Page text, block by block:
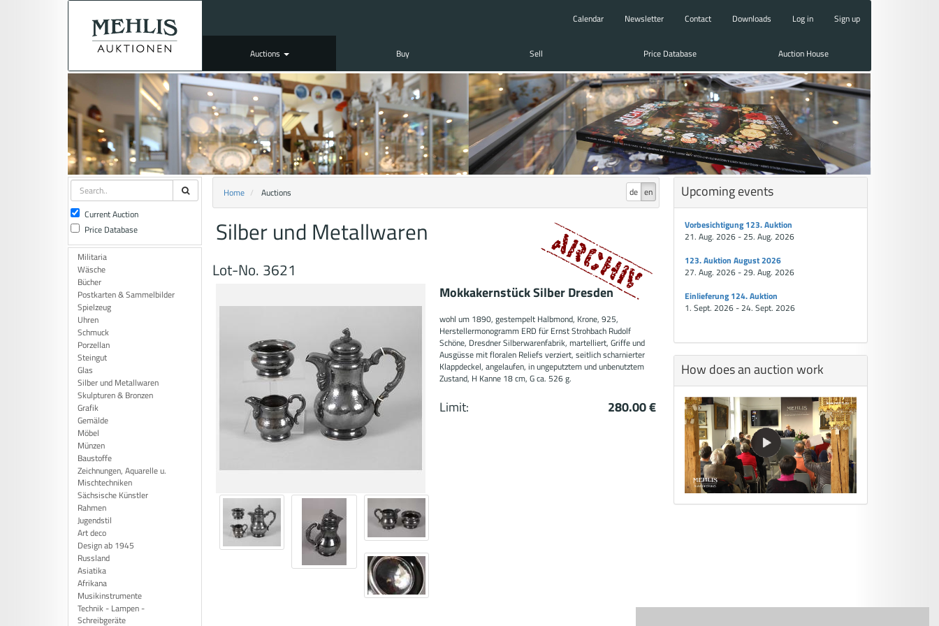
Calendar Newsletter Contact Downloads Log in Sign up
Auctions Buy Sell Price Database Auction House
Current Auction
Price Database
Militaria
Wäsche
Bücher
Postkarten & Sammelbilder
Spielzeug
Uhren
Schmuck
Porzellan
Steingut
Glas
Silber und Metallwaren
Skulpturen & Bronzen
Grafik
Gemälde
Möbel
Münzen
Baustoffe
Zeichnungen, Aquarelle u.
Mischtechniken
Sächsische Künstler
Rahmen
Jugendstil
Art deco
Design ab 1945
Russland
Asiatika
Afrikana
Musikinstrumente
Technik - Lampen -
Schreibgeräte
de en
Home Auctions
Silber und Metallwaren
Lot-No. 3621
Mokkakernstück Silber Dresden
wohl um 1890, gestempelt Halbmond, Krone, 925,
Herstellermonogramm ERD für Ernst Strohbach Rudolf
Schöne, Dresdner Silberwarenfabrik, martelliert, Griffe und
Ausgüsse mit floralen Reliefs verziert, seitlich scharnierter
Klappdeckel, angelaufen, in ungeputztem und unbenutztem
Zustand, H Kanne 18 cm, G ca. 526 g.
Limit: 280.00 €
Upcoming events
Vorbesichtigung 123. Auktion
21. Aug. 2026 - 25. Aug. 2026
123. Auktion August 2026
27. Aug. 2026 - 29. Aug. 2026
Einlieferung 124. Auktion
1. Sept. 2026 - 24. Sept. 2026
How does an auction work